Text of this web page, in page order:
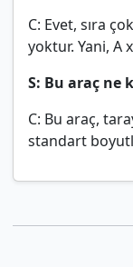
C: Evet, sıra
yoktur. Yani, A
S: Bu araç ne
C: Bu araç,
standart